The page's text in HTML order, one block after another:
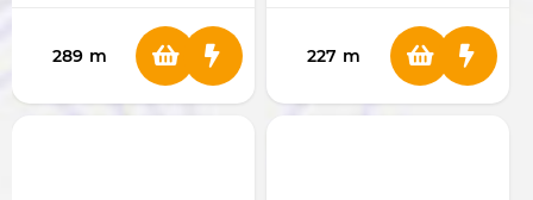
289 m 227 m